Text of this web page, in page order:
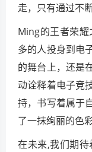
走，只有通过不
Ming的王者荣
多的人投身到电
的舞台上，还是
动诠释着电子竞
持，书写着属于
了一抹绚丽的色彩
在未来,我们期